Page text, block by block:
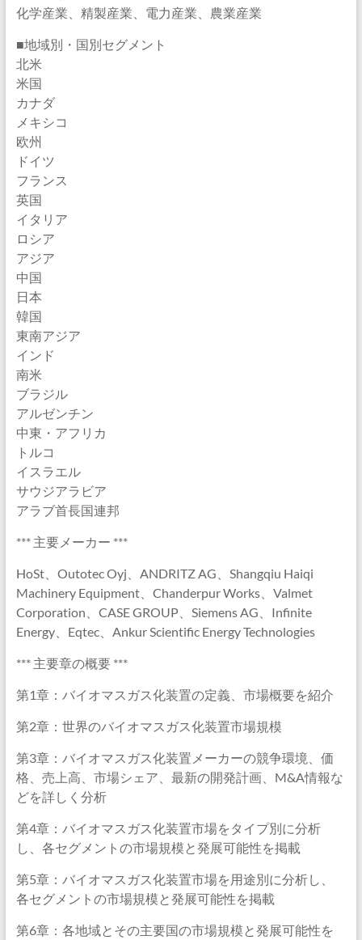
化学産業、精製産業、電力産業、農業産業
■地域別・国別セグメント
北米
米国
カナダ
メキシコ
欧州
ドイツ
フランス
英国
イタリア
ロシア
アジア
中国
日本
韓国
東南アジア
インド
南米
ブラジル
アルゼンチン
中東・アフリカ
トルコ
イスラエル
サウジアラビア
アラブ首長国連邦
*** 主要メーカー ***
HoSt、Outotec Oyj、ANDRITZ AG、Shangqiu Haiqi
Machinery Equipment、Chanderpur Works、Valmet
Corporation、CASE GROUP、Siemens AG、Infinite
Energy、Eqtec、Ankur Scientific Energy Technologies
*** 主要章の概要 ***
第1章：バイオマスガス化装置の定義、市場概要を紹介
第2章：世界のバイオマスガス化装置市場規模
第3章：バイオマスガス化装置メーカーの競争環境、価
格、売上高、市場シェア、最新の開発計画、M&A情報な
どを詳しく分析
第4章：バイオマスガス化装置市場をタイプ別に分析
し、各セグメントの市場規模と発展可能性を掲載
第5章：バイオマスガス化装置市場を用途別に分析し、
各セグメントの市場規模と発展可能性を掲載
第6章：各地域とその主要国の市場規模と発展可能性を